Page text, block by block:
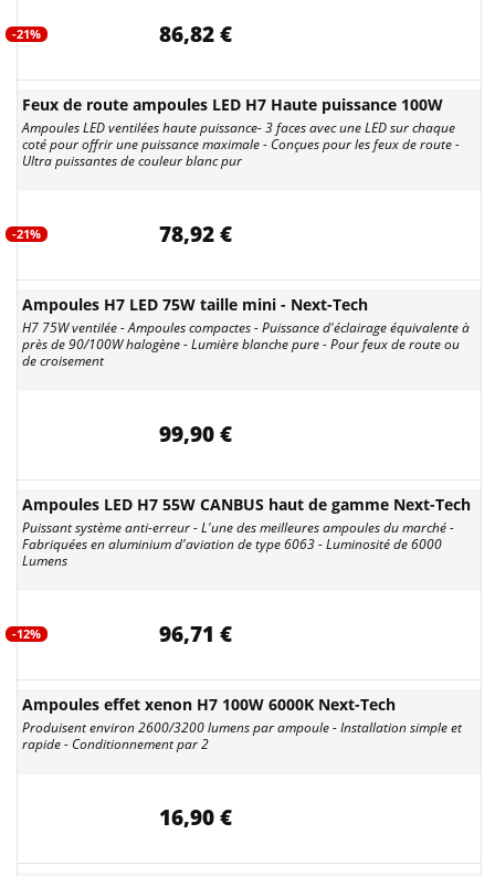
-21% 86,82 €
Feux de route ampoules LED H7 Haute puissance 100W
Ampoules LED ventilées haute puissance- 3 faces avec une LED sur chaque
coté pour offrir une puissance maximale - Conçues pour les feux de route -
Ultra puissantes de couleur blanc pur
-21% 78,92 €
Ampoules H7 LED 75W taille mini - Next-Tech
H7 75W ventilée - Ampoules compactes - Puissance d'éclairage équivalente à
près de 90/100W halogène - Lumière blanche pure - Pour feux de route ou
de croisement
99,90 €
Ampoules LED H7 55W CANBUS haut de gamme Next-Tech
Puissant système anti-erreur - L'une des meilleures ampoules du marché -
Fabriquées en aluminium d'aviation de type 6063 - Luminosité de 6000
Lumens
-12% 96,71 €
Ampoules effet xenon H7 100W 6000K Next-Tech
Produisent environ 2600/3200 lumens par ampoule - Installation simple et
rapide - Conditionnement par 2
16,90 €